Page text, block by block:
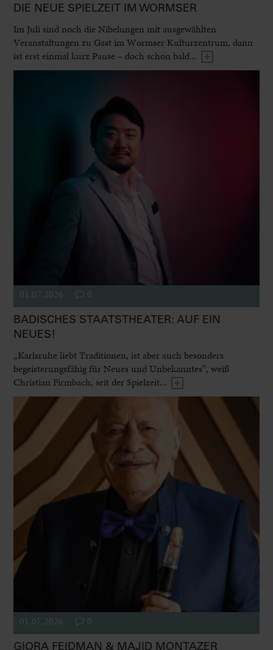
DIE NEUE SPIELZEIT IM WORMSER
Im Juli sind noch die Nibelungen mit ausgewählten
Veranstaltungen zu Gast im Wormser Kulturzentrum, dann
ist erst einmal kurz Pause – doch schon bald...
01.07.2026 0
BADISCHES STAATSTHEATER: AUF EIN
NEUES!
„Karlsruhe liebt Traditionen, ist aber auch besonders
begeisterungsfähig für Neues und Unbekanntes“, weiß
Christian Firmbach, seit der Spielzeit...
01.07.2026 0
GIORA FEIDMAN & MAJID MONTAZER